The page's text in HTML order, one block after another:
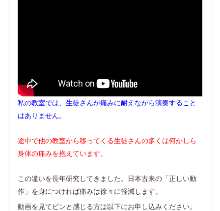
私の教室では、生徒さんが痛みに耐えながら演奏すること
はありません。
途中で他の教室から移ってくる生徒さんの多くは何かしら
身体の痛みを抱えています。
この違いを長年研究してきました。日本古来の「正しい動
作」を身につければ痛みは徐々に軽減します。
動画を見てピンと感じる方は以下にお申し込みください。